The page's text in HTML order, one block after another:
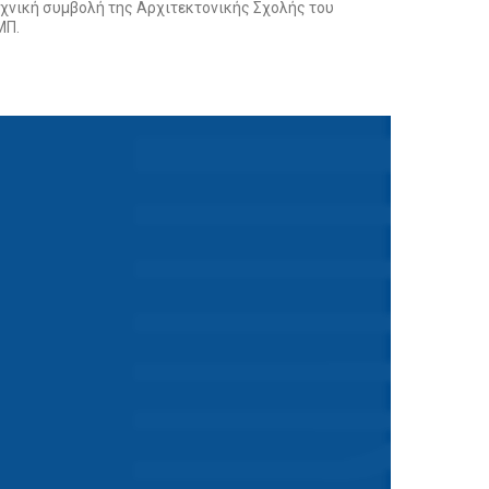
συμβολή της Αρχιτεκτονικής Σχολής του